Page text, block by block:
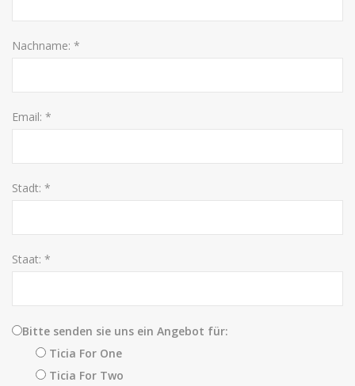
Nachname: *
Email: *
Stadt: *
Staat: *
Bitte senden sie uns ein Angebot für:
Ticia For One
Ticia For Two